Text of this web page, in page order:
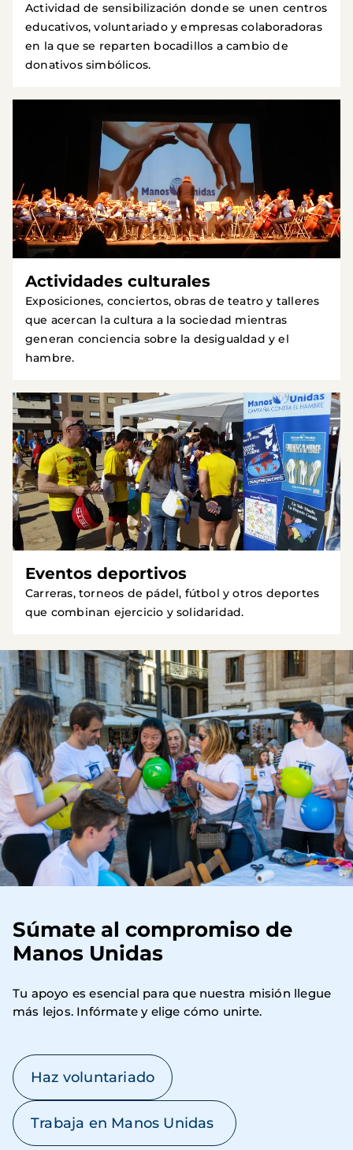
Actividad de sensibilización donde se unen centros
educativos, voluntariado y empresas colaboradoras
en la que se reparten bocadillos a cambio de
donativos simbólicos.
Actividades culturales
Exposiciones, conciertos, obras de teatro y talleres
que acercan la cultura a la sociedad mientras
generan conciencia sobre la desigualdad y el
hambre.
Eventos deportivos
Carreras, torneos de pádel, fútbol y otros deportes
que combinan ejercicio y solidaridad.
Imagen
Súmate al compromiso de
Manos Unidas
Tu apoyo es esencial para que nuestra misión llegue
más lejos. Infórmate y elige cómo unirte.
Haz voluntariado
Trabaja en Manos Unidas